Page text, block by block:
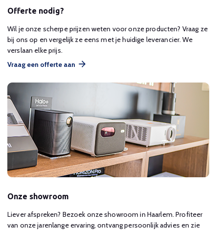
Offerte nodig?
Wil je onze scherpe prijzen weten voor onze producten? Vraag ze
bij ons op en vergelijk ze eens met je huidige leverancier. We
verslaan elke prijs.
Vraag een offerte aan
Onze showroom
Liever afspreken? Bezoek onze showroom in Haarlem. Profiteer
van onze jarenlange ervaring, ontvang persoonlijk advies en zie